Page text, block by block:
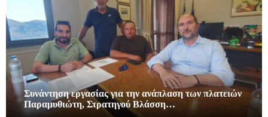
Συνάντηση εργασίας για την ανάπλαση των πλατειών
Παραμυθιώτη, Στρατηγού Βλάσση…